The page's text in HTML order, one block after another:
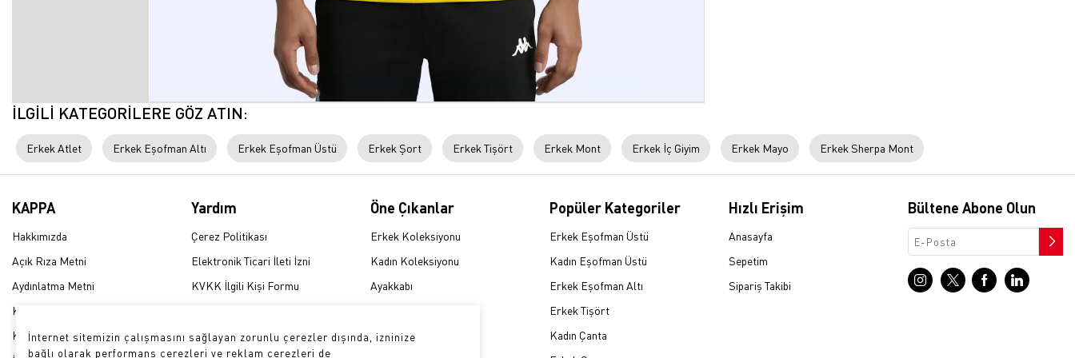
İLGİLİ KATEGORİLERE GÖZ ATIN:
Erkek Atlet Erkek Eşofman Altı Erkek Eşofman Üstü Erkek Şort Erkek Tişört Erkek Mont Erkek İç Giyim Erkek Mayo Erkek Sherpa Mont
KAPPA
Hakkımızda
Açık Rıza Metni
Aydınlatma Metni
Kullanım Şartları
KVKK Politikası
Yardım
Çerez Politikası
Elektronik Ticari İleti İzni
KVKK İlgili Kişi Formu
Sıkça Sorulan Sorular
Öne Çıkanlar
Erkek Koleksiyonu
Kadın Koleksiyonu
Ayakkabı
Sweatshirt
Popüler Kategoriler
Erkek Eşofman Üstü
Kadın Eşofman Üstü
Erkek Eşofman Altı
Erkek Tişört
Kadın Çanta
Hızlı Erişim
Anasayfa
Sepetim
Sipariş Takibi
Bültene Abone Olun
İnternet sitemizin çalışmasını sağlayan zorunlu çerezler dışında, izninize
bağlı olarak performans çerezleri ve reklam çerezleri de